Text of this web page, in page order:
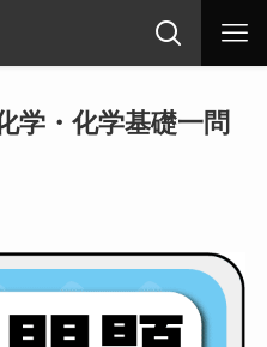
学・化学基礎一問